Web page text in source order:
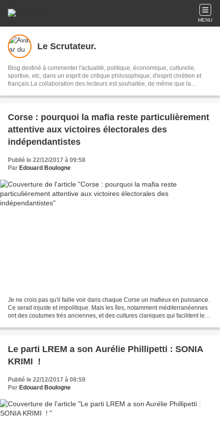
MENU
Le Scrutateur.
Blog destiné à commenter l'actualité, politique, économique, culturelle,
sportive, etc, dans un esprit de critique philosophique, d'esprit chrétien et
français.La collaboration des lecteurs est souhaitée, de même que la
Corse : pourquoi la mafia reste particulièrement
attentive aux victoires électorales des
indépendantistes
Publié le 22/12/2017 à 09:58
Par Edouard Boulogne
Je ne crois pas qu'il faille voir dans chaque Corse un mafieux en puissance.
Ce serait injuste et impolitique. Mais les îles, notamment méditerranéennes
ont des coutumes très anciennes, et des cultures claniques qui facilitent le
Le parti LREM a son Aurélie Phillipetti : SONIA
KRIMI !
Publié le 22/12/2017 à 08:59
Par Edouard Boulogne